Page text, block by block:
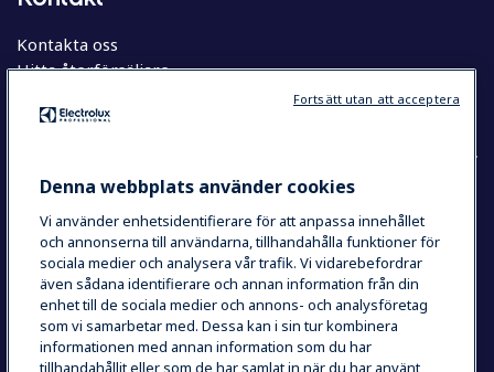
Kontakta oss
Hitta återförsäljare
COUNTRY AND LANGUAGE
YOUR SELECTION: SVERIGE
Integritetspolicy
Cookie Policy
Användarvillkor
Denna webbplats använder cookies
Vi använder enhetsidentifierare för att anpassa innehållet
och annonserna till användarna, tillhandahålla funktioner för
sociala medier och analysera vår trafik. Vi vidarebefordrar
även sådana identifierare och annan information från din
enhet till de sociala medier och annons- och analysföretag
som vi samarbetar med. Dessa kan i sin tur kombinera
informationen med annan information som du har
tillhandahållit eller som de har samlat in när du har använt
Fortsätt utan att acceptera